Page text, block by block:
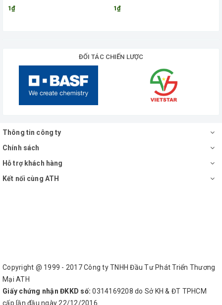
1₫
ẩm
1₫
ĐỐI TÁC CHIẾN LƯỢC
Thông tin công ty
Chính sách
Hỗ trợ khách hàng
Kết nối cùng ATH
Copyright @ 1999 - 2017 Công ty TNHH Đầu Tư Phát Triển Thương
Mại ATH
Giấy chứng nhận ĐKKD số: 0314169208 do Sở KH & ĐT TPHCM
cấp lần đầu ngày 22/12/2016.